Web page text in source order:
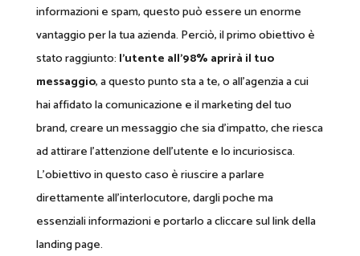
informazioni e spam, questo può essere un enorme
vantaggio per la tua azienda. Perciò, il primo obiettivo è
stato raggiunto: l’utente all’98% aprirà il tuo
messaggio, a questo punto sta a te, o all’agenzia a cui
hai affidato la comunicazione e il marketing del tuo
brand, creare un messaggio che sia d’impatto, che riesca
ad attirare l’attenzione dell’utente e lo incuriosisca.
L’obiettivo in questo caso è riuscire a parlare
direttamente all’interlocutore, dargli poche ma
essenziali informazioni e portarlo a cliccare sul link della
landing page.